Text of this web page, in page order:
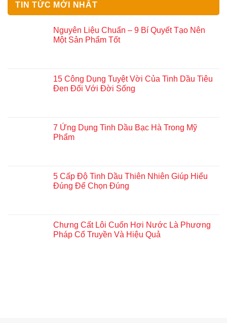
TIN TỨC MỚI NHẤT
Nguyên Liệu Chuẩn – 9 Bí Quyết Tạo Nên
Một Sản Phẩm Tốt
15 Công Dụng Tuyệt Vời Của Tinh Dầu Tiêu
Đen Đối Với Đời Sống
7 Ứng Dụng Tinh Dầu Bạc Hà Trong Mỹ
Phẩm
5 Cấp Độ Tinh Dầu Thiên Nhiên Giúp Hiểu
Đúng Để Chọn Đúng
Chưng Cất Lôi Cuốn Hơi Nước Là Phương
Pháp Cổ Truyền Và Hiệu Quả